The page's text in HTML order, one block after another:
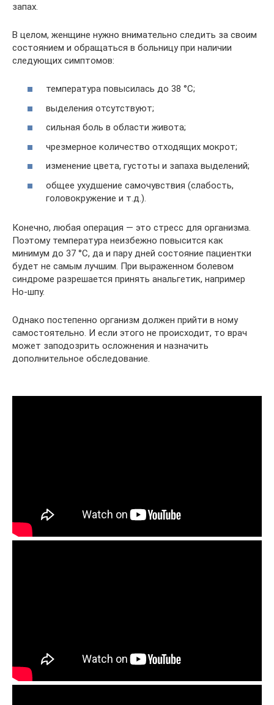
запах.
В целом, женщине нужно внимательно следить за своим
состоянием и обращаться в больницу при наличии
следующих симптомов:
температура повысилась до 38 °С;
выделения отсутствуют;
сильная боль в области живота;
чрезмерное количество отходящих мокрот;
изменение цвета, густоты и запаха выделений;
общее ухудшение самочувствия (слабость,
головокружение и т.д.).
Конечно, любая операция ― это стресс для организма.
Поэтому температура неизбежно повысится как
минимум до 37 °С, да и пару дней состояние пациентки
будет не самым лучшим. При выраженном болевом
синдроме разрешается принять анальгетик, например
Но-шпу.
Однако постепенно организм должен прийти в ному
самостоятельно. И если этого не происходит, то врач
может заподозрить осложнения и назначить
дополнительное обследование.